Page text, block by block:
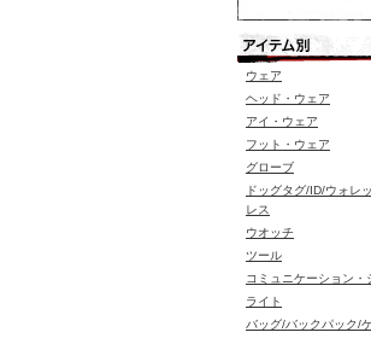
ウェア
ヘッド・ウェア
アイ・ウェア
フット・ウェア
グローブ
ドッグタグ/ID/ウォレ
レス
ウオッチ
ツール
コミュニケーション・
ライト
バッグ/バックパック/